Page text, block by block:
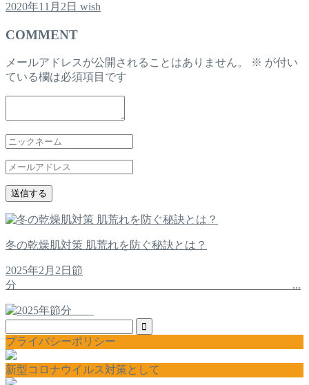
2020年11月2日 wish
COMMENT
メールアドレスが公開されることはありません。 ※ が付い
ている欄は必須項目です
冬の乾燥肌対策 肌荒れを防ぐ秘訣とは？
2025年2月2日節
分 ...
プライバシーポリシー
新型コロナウイルス対策として